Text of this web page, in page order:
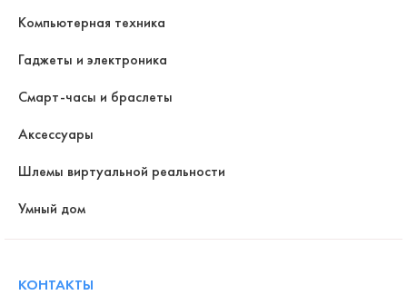
Компьютерная техника
Гаджеты и электроника
Смарт-часы и браслеты
Аксессуары
Шлемы виртуальной реальности
Умный дом
КОНТАКТЫ